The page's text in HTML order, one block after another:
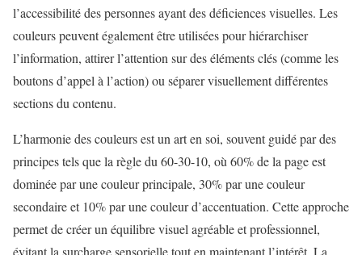
l’accessibilité des personnes ayant des déficiences visuelles. Les
couleurs peuvent également être utilisées pour hiérarchiser
l’information, attirer l’attention sur des éléments clés (comme les
boutons d’appel à l’action) ou séparer visuellement différentes
sections du contenu.
L’harmonie des couleurs est un art en soi, souvent guidé par des
principes tels que la règle du 60-30-10, où 60% de la page est
dominée par une couleur principale, 30% par une couleur
secondaire et 10% par une couleur d’accentuation. Cette approche
permet de créer un équilibre visuel agréable et professionnel,